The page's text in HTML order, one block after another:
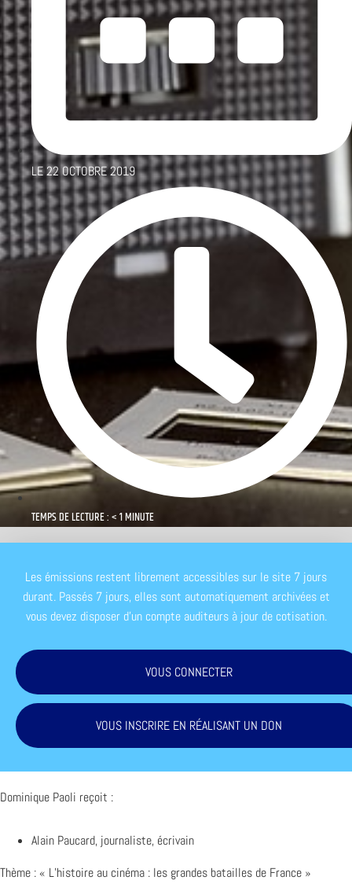
LE22 OCTOBRE 2019
TEMPS DE LECTURE : < 1 MINUTE
Les émissions restent librement accessibles sur le site 7 jours
durant. Passés 7 jours, elles sont automatiquement archivées et
vous devez disposer d'un compte auditeurs à jour de cotisation.
VOUS CONNECTER
VOUS INSCRIRE EN RÉALISANT UN DON
Dominique Paoli reçoit :
Alain Paucard, journaliste, écrivain
Thème : « L’histoire au cinéma : les grandes batailles de France »